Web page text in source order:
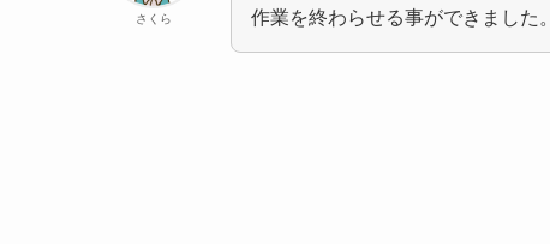
さくら
作業を終わらせる事ができました。